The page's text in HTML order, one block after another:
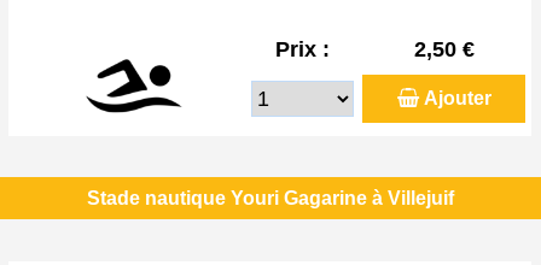
Prix : 2,50 €
Ajouter
Stade nautique Youri Gagarine à Villejuif